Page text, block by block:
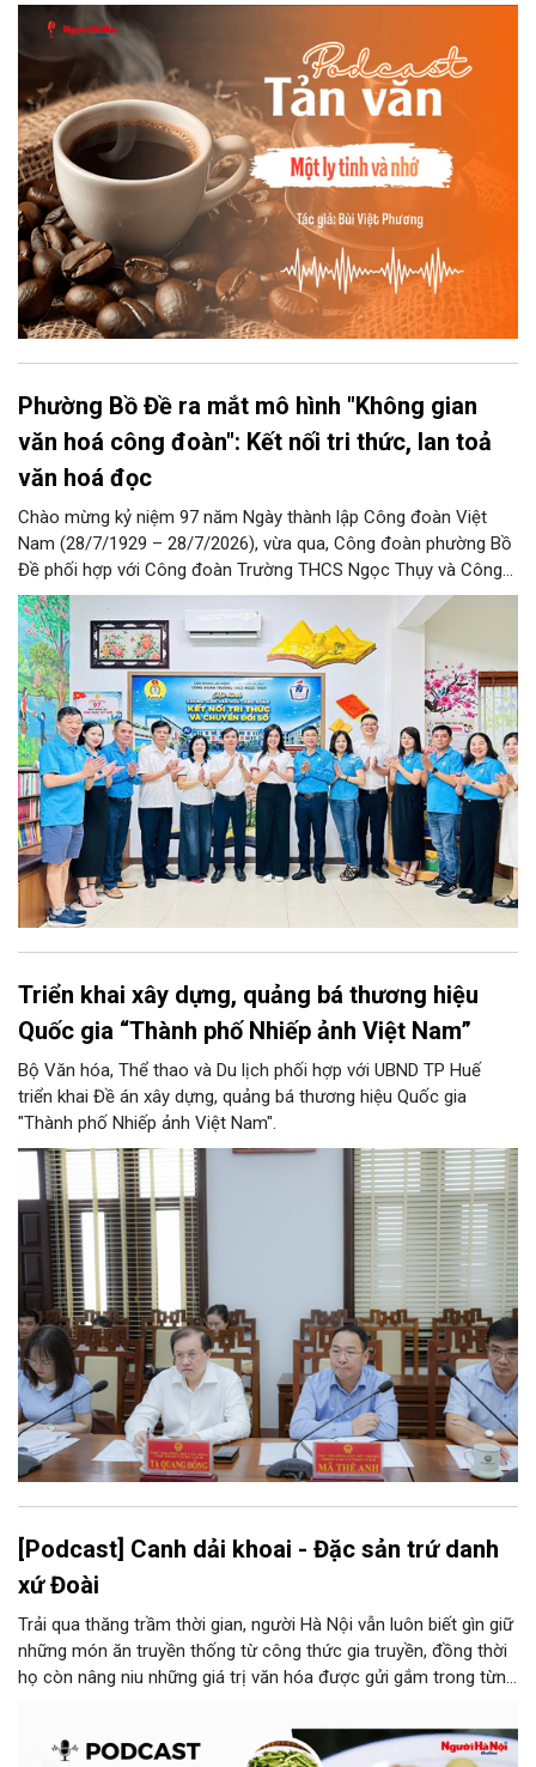
đợi giọt đắng của đất đai, mưa nắng điểm từng nhịp xuống
chiếc ly sứ như đợi thời gian mở cánh cửa diệu kì của mình.
Phường Bồ Đề ra mắt mô hình "Không gian
văn hoá công đoàn": Kết nối tri thức, lan toả
văn hoá đọc
Chào mừng kỷ niệm 97 năm Ngày thành lập Công đoàn Việt
Nam (28/7/1929 – 28/7/2026), vừa qua, Công đoàn phường Bồ
Đề phối hợp với Công đoàn Trường THCS Ngọc Thụy và Công
đoàn Trường Tiểu học Ái Mộ B tổ chức Lễ ra mắt Mô hình
“Không gian văn hóa công đoàn”.
Triển khai xây dựng, quảng bá thương hiệu
Quốc gia “Thành phố Nhiếp ảnh Việt Nam”
Bộ Văn hóa, Thể thao và Du lịch phối hợp với UBND TP Huế
triển khai Đề án xây dựng, quảng bá thương hiệu Quốc gia
"Thành phố Nhiếp ảnh Việt Nam".
[Podcast] Canh dải khoai - Đặc sản trứ danh
xứ Đoài
Trải qua thăng trầm thời gian, người Hà Nội vẫn luôn biết gìn giữ
những món ăn truyền thống từ công thức gia truyền, đồng thời
họ còn nâng niu những giá trị văn hóa được gửi gắm trong từng
thức. Và canh dải khoai là một món ăn như thế.